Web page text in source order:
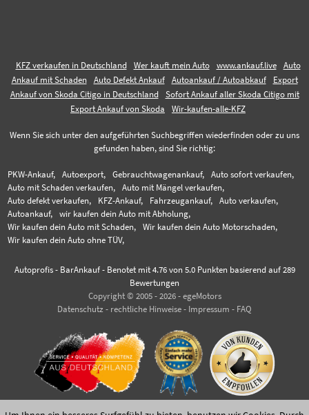
KFZ verkaufen in Deutschland Wer kauft mein Auto www.ankauf.live
Auto
Ankauf mit Schaden
Auto Defekt Ankauf Autoankauf / Autoabkauf
Export
Ankauf von Skoda Citigo in Deutschland
Sofort Ankauf aller Skoda Citigo mit
Export Ankauf von Skoda
Wir-kaufen-alle-KFZ
Wenn Sie sich unter den aufgeführten Suchbegriffen wiederfinden oder zu uns
gefunden haben, sind Sie richtig:
PKW-Ankauf, Autoexport, Gebrauchtwagenankauf,
Auto sofort verkaufen,
Auto mit Schaden verkaufen,
Auto mit Mängel verkaufen,
Auto defekt verkaufen,
KFZ-Ankauf, Fahrzeugankauf,
Auto verkaufen,
Autoankauf,
wir kaufen dein Auto mit Abholung,
Wir kaufen dein Auto mit Schaden,
Wir kaufen dein Auto Motorschaden,
Wir kaufen dein Auto ohne TÜV,
Autoprofis - BarAnkauf- Benotet mit 4.76von 5.0 Punkten basierend auf 289
Bewertungen
Copyright © 2005 - 2026 - egeMotors
Datenschutz - rechtliche Hinweise - Impressum - FAQ